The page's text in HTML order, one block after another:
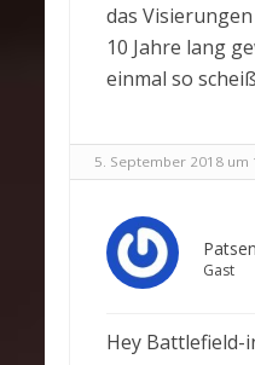
das
10 Jahre lang
einmal so
5. September 2018 um
Patsen
Gast
Hey Battlefield-